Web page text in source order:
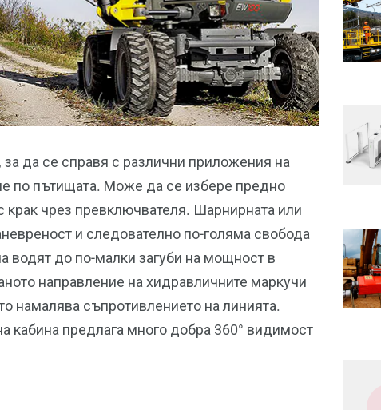
да се справя с различни приложения на
по пътищата. Може да се избере предно
крак чрез превключвателя. Шарнирната или
и следователно по-голяма свобода
до по-малки загуби на мощност в
направление на хидравличните маркучи
намалява съпротивлението на линията.
кабина предлага много добра 360° видимост